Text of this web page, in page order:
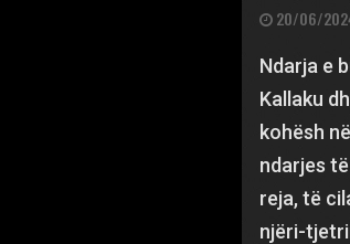
20/06/
Ndarja e
Kallaku
kohësh
ndarjes
reja, të
njëri-